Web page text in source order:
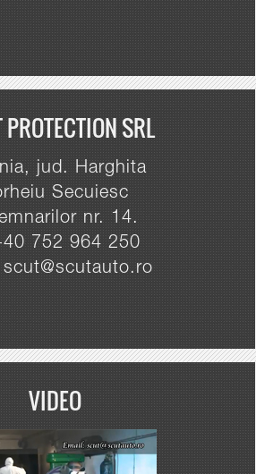
SRL
jud. Harghita
Secuiesc
nr. 14.
752 964 250
VIDEO